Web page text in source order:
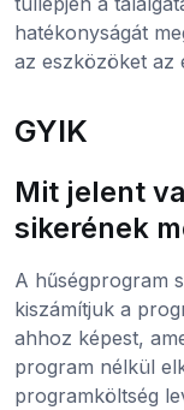
hatékonyságát
az eszközöket az
GYIK
Mit jelent
sikerének
A hűségprogram
kiszámítjuk a
ahhoz képest,
program nélkül
programköltség